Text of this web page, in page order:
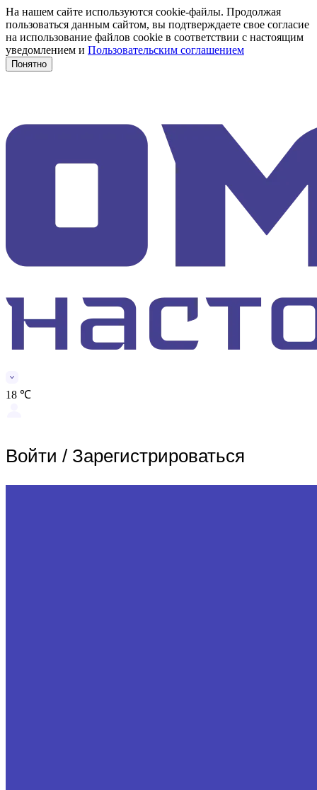
На нашем сайте используются cookie-файлы. Продолжая
пользоваться данным сайтом, вы подтверждаете свое согласие
на использование файлов cookie в соответствии с настоящим
уведомлением и Пользовательским соглашением
Понятно
18 ℃
Войти / Зарегистрироваться